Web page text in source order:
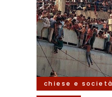
chiese e società